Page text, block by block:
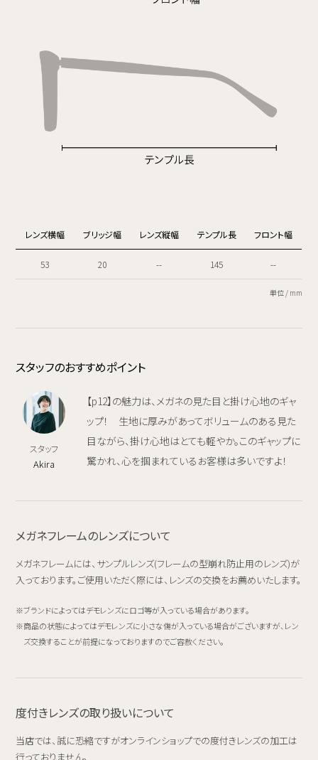
レンズ横幅 ブリッジ幅 レンズ縦幅 テンプル長 フロント幅
53 20 -- 145 --
単位 / mm
スタッフのおすすめポイント
スタッフ
Akira
【p12】の魅力は、メガネの見た目と掛け心地のギャ
ップ！ 生地に厚みがあってボリュームのある見た
目ながら、掛け心地はとても軽やか。このギャップに
驚かれ、心を掴まれているお客様は多いですよ！
メガネフレームのレンズについて
メガネフレームには、サンプルレンズ(フレームの型崩れ防止用のレンズ)が
入っております。ご使用いただく際には、レンズの交換をお薦めいたします。
ブランドによってはデモレンズにロゴ等が入っている場合があります。
商品の状態によってはデモレンズに小さな傷が入っている場合がございますが、レン
ズ交換することが前提になっておりますのでご容赦ください。
度付きレンズの取り扱いについて
当店では、誠に恐縮ですがオンラインショップでの度付きレンズの加工は
行っておりません。